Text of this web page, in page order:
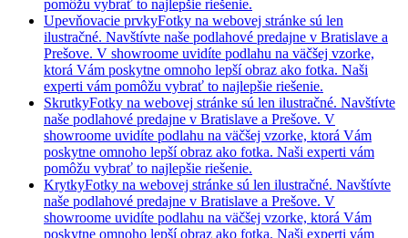
pomôžu vybrať to najlepšie riešenie.
Upevňovacie prvkyFotky na webovej stránke sú len
ilustračné. Navštívte naše podlahové predajne v Bratislave a
Prešove. V showroome uvidíte podlahu na väčšej vzorke,
ktorá Vám poskytne omnoho lepší obraz ako fotka. Naši
experti vám pomôžu vybrať to najlepšie riešenie.
SkrutkyFotky na webovej stránke sú len ilustračné. Navštívte
naše podlahové predajne v Bratislave a Prešove. V
showroome uvidíte podlahu na väčšej vzorke, ktorá Vám
poskytne omnoho lepší obraz ako fotka. Naši experti vám
pomôžu vybrať to najlepšie riešenie.
KrytkyFotky na webovej stránke sú len ilustračné. Navštívte
naše podlahové predajne v Bratislave a Prešove. V
showroome uvidíte podlahu na väčšej vzorke, ktorá Vám
poskytne omnoho lepší obraz ako fotka. Naši experti vám